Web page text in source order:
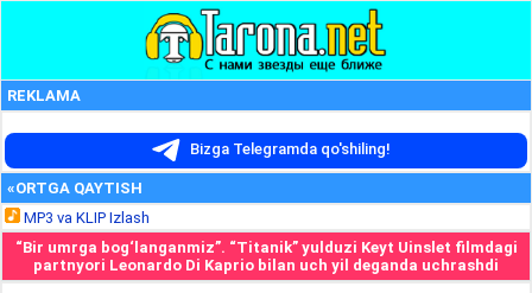
REKLAMA
Bizga Telegramda qo'shiling!
«ORTGA QAYTISH
MP3 va KLIP Izlash
“Bir umrga bog‘langanmiz”. “Titanik” yulduzi Keyt Uinslet filmdagi
partnyori Leonardo Di Kaprio bilan uch yil deganda uchrashdi